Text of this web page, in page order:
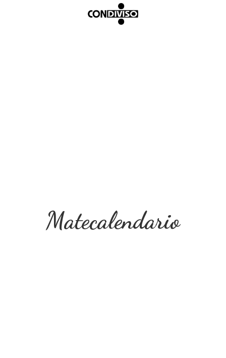
Matecalendario